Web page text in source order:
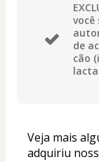
você
de
cão
Veja mais
adquiriu